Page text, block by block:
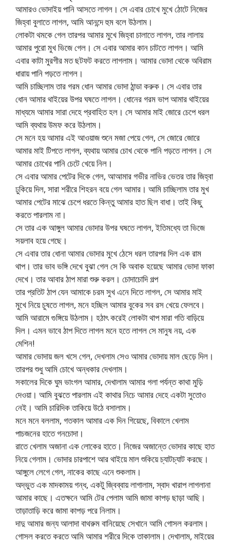
আমারও ভোদাইয় পানি আসতে লাগল। সে এবার চোখে মুখে ঠোটে নিজের
জিহ্বা বুলাতে লাগল, আমি আনন্দে হুম বলে উঠলাম।
লোকটা থমকে গেল তারপর আমার মুখে জিহ্বা চালাতে লাগল, তার লালায়
আমার পুরো মুখ ভিজে গেল। সে এবার আমার কান চাটতে লাগল। আমি
এবার কাটা মুরগীর মত ছটফট করতে লাগলাম। আমার ভোদা থেকে অবিরাম
ধারায় পানি পড়তে লাগল।
আমি চাচ্ছিলাম তার গরম ধোন আমার ভোদা ঠান্ডা করুক। সে এবার তার
ধোন আমার থাইয়ের উপর ঘষতে লাগল। ধোনের গরম ভাপ আমার থাইয়ের
মাধ্যমে আমার সারা দেহে প্রবাহিত হল। সে আমার মাই জোরে চেপে ধরল
আমি ব্যথায় উমফ করে উঠলাম।
সে মনে হয় আমার এই আওয়াজ শুনে মজা পেয়ে গেল, সে জোরে জোরে
আমার মাই টিপতে লাগল, ব্যথায় আমার চোখ থেকে পানি পড়তে লাগল। সে
আমার চোখের পানি চেটে খেয়ে নিল।
সে এবার আমার পেটের দিকে গেল, আআমার গভীর নাভির ভেতর তার জিহ্বা
ঢুকিয়ে দিল, সারা শরীরে শিহরন বয়ে গেল আমার। আমি চাচ্ছিলাম তার মুখ
আমার পেটের মাঝে চেপে ধরতে কিন্তু আমার হাত ছিল বাধা। তাই কিছু
করতে পারলাম না।
সে তার এক আঙ্গুল আমার ভোদার উপর ঘষতে লাগল, ইতিমধ্যে তা ভিজে
সয়লাব হয়ে গেছে।
সে এবার তার ধোনা আমার ভোদার মুখে ঠেসে ধরল তারপর দিল এক রাম
থাপ। তার ভাব ভঙ্গি দেখে বুঝা গেল সে কি অবাক হয়েছে আমার ভোদা ফাকা
দেখে। তার আবার ঠাপ মারা শুরু করল। চোদাচোদি গল্প
তার প্রতিট ঠাপ যেন আমাকে চরম সুখ এনে দিতে লাগল, সে আমার মাই
মুখে নিয়ে চুষতে লাগল, মনে হচ্ছিল আমার বুকের সব রস খেয়ে ফেলবে।
আমি আরামে গুঙ্গিয়ে উঠলাম। হঠাৎ করেই লোকটা থাপ মারা গতি বাড়িয়ে
দিল। এমন ভাবে ঠাপ দিতে লাগল মনে হতে লাগল সে মানুষ নয়, এক
মেশিন!
আমার ভোদায় জল খসে গেল, দেখলাম সেও আমার ভোদায় মাল ছেড়ে দিল।
তারপর শুধু আমি চোখে অন্ধকার দেখলাম।
সকালের দিকে ঘুম ভাংগল আমার, দেখালাম আমার গলা পর্যন্ত কাথা মুড়ি
দেওয়া। আমি বুঝতে পারলাম এই কাথার নিচে আমার দেহে একটা সুতোও
নেই। আমি চারিদিক তাকিয়ে উঠে বসালাম।
মনে মনে বললাম, গতকাল আমার এক দিন গিয়েছে, বিকালে খেলাম
পাচজনের হাতে গনচোদা।
রাতে খেলাম অজানা এক লোকের হাতে। নিজের অজান্তে ভোদার কাছে হাত
নিয়ে গেলাম। ভোদার চারপাশে আর থাইয়ে মাল শুকিয়ে চ্যাটচ্যাট করছে।
আঙ্গুলে লেগে গেল, নাকের কাছে এনে শুকলাম।
অদ্ভুত এক মাদকাময় গন্ধ, একটু জ্বিব্বায় লাগালাম, স্বাদ খারাপ লাগলানা
আমার কাছে। এতক্ষনে আমি টের পেলাম আমি জামা কাপড় ছাড়া আছি।
তাড়াতাড়ি করে জামা কাপড় পরে নিলাম।
দাদু আমার জন্য আলাদা বাথরুম বানিয়েছে সেখানে আমি গোসল করলাম।
গোসল করতে করতে আমি আমার শরীরে দিকে তাকালাম। দেখালাম, মাইয়ের